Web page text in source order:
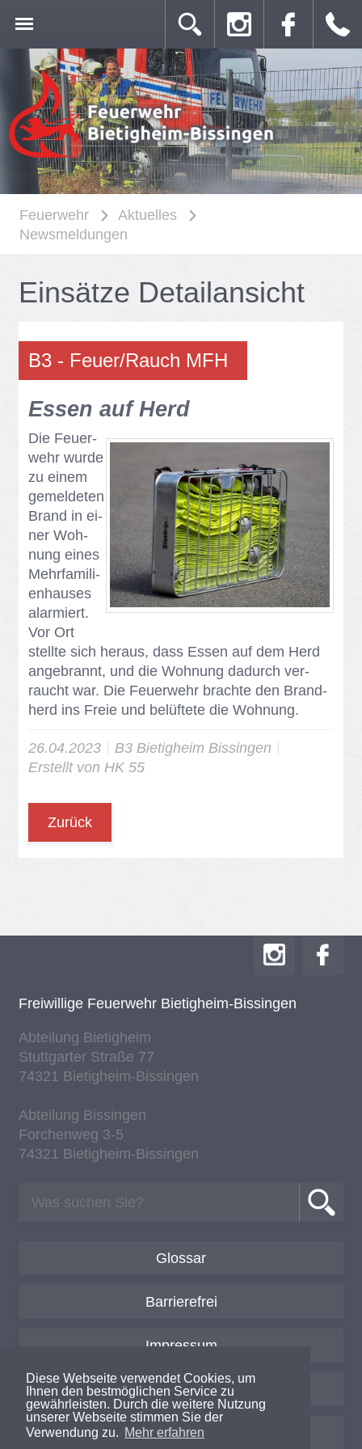
Diese Webseite verwendet Cookies, um
Ihnen den bestmöglichen Service zu
gewährleisten. Durch die weitere Nutzung
unserer Webseite stimmen Sie der
Verwendung zu. Mehr erfahren
Feuerwehr
Aktuelles
Newsmeldungen
Ein­sät­ze De­tail­an­sicht
B3 - Feu­er/​Rauch MFH
Es­sen auf Herd
Die Feu­er­
wehr wur­de
zu ei­nem
ge­mel­de­ten
Brand in ei­
ner Woh­
nung ei­nes
Mehr­fa­mi­li­
en­hau­ses
alar­miert.
Vor Ort
stell­te sich her­aus, dass Es­sen auf dem Herd
an­ge­brannt, und die Woh­nung da­durch ver­
raucht war. Die Feu­er­wehr brach­te den Brand­
herd ins Freie und be­lüf­te­te die Woh­nung.
26.04.2023
B3 Bie­tig­heim Bis­sin­gen
Er­stellt von HK 55
Zurück
Frei­wil­li­ge Feu­er­wehr Bie­tig­heim-Bis­sin­gen
Ab­tei­lung Bie­tig­heim
Stutt­gar­ter Stra­ße 77
74321 Bie­tig­heim-Bis­sin­gen
Ab­tei­lung Bis­sin­gen
For­chen­weg 3-5
74321 Bie­tig­heim-Bis­sin­gen
Glossar
Barrierefrei
Impressum
Datenschutzerklärung
Login / Intern